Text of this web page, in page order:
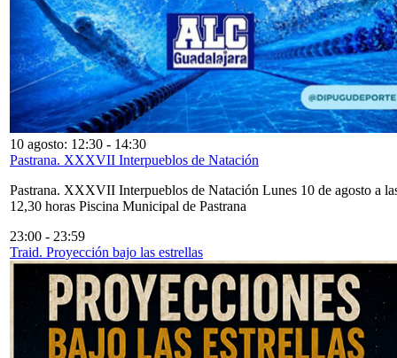
10 agosto: 12:30 - 14:30
Pastrana. XXXVII Interpueblos de Natación
Pastrana. XXXVII Interpueblos de Natación Lunes 10 de agosto a
12,30 horas Piscina Municipal de Pastrana
23:00 - 23:59
Traid. Proyección bajo las estrellas